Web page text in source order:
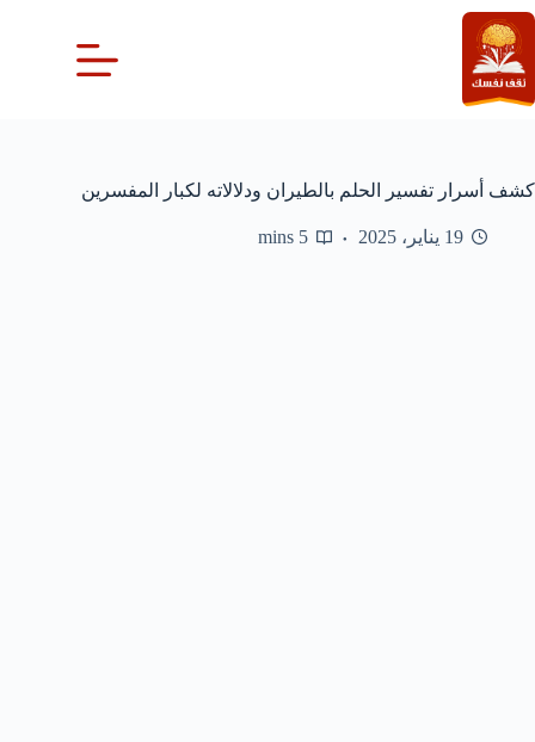
التجاوز
إلى
المحتوى
كشف أسرار تفسير الحلم بالطيران ودلالاته لكبار المفسرين
19 يناير، 2025 5 mins